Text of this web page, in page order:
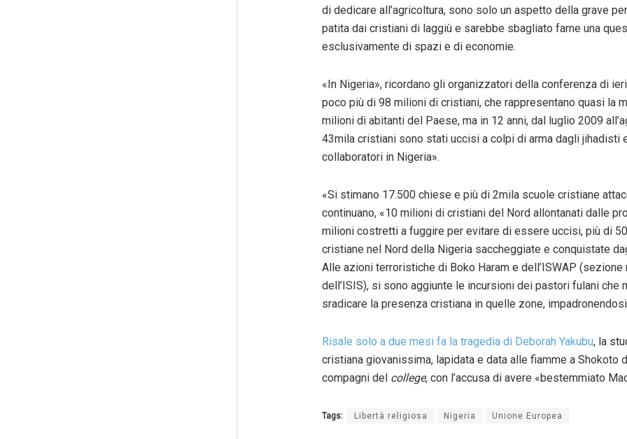
di dedicare all’agricoltura, sono solo un aspetto della grave
patita dai cristiani di laggiù e sarebbe sbagliato farne una
esclusivamente di spazi e di economie.
«In Nigeria», ricordano gli organizzatori della conferenza di
poco più di 98 milioni di cristiani, che rappresentano quasi la
milioni di abitanti del Paese, ma in 12 anni, dal luglio 2009
43mila cristiani sono stati uccisi a colpi di arma dagli jihadisti
collaboratori in Nigeria».
«Si stimano 17.500 chiese e più di 2mila scuole cristiane
continuano, «10 milioni di cristiani del Nord allontanati dalle
milioni costretti a fuggire per evitare di essere uccisi, più di
cristiane nel Nord della Nigeria saccheggiate e conquistate
Alle azioni terroristiche di Boko Haram e dell’ISWAP (sezione
dell’ISIS), si sono aggiunte le incursioni dei pastori fulani che
sradicare la presenza cristiana in quelle zone,
Risale solo a due mesi fa la tragedia di Deborah Yakubu, la
cristiana giovanissima, lapidata e data alle fiamme a Shokoto
compagni del college, con l’accusa di avere «bestemmiato
Tags: Libertà religiosa Nigeria Unione Europea